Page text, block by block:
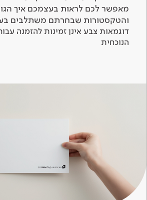
מאפשר לכם לראות בעצמכם איך
והטקסטורות שבחרתם משתלבים
דוגמאות צבע אינן זמינות להזמנה
הנוכחית